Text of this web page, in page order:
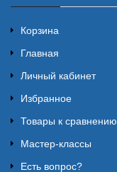
Корзина
Главная
Личный кабинет
Избранное
Товары к сравнению
Мастер-классы
Есть вопрос?